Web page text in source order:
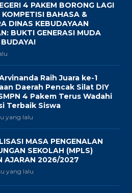
4 PAKEM BORONG LAGI
KOMPETISI BAHASA &
DINAS KEBUDAYAAN
BUKTI GENERASI MUDA
Raih Juara ke-1
Daerah Pencak Silat DIY
4 Pakem Terus Wadahi
Terbaik Siswa
yang lalu
MASA PENGENALAN
SEKOLAH (MPLS)
AJARAN 2026/2027
yang lalu